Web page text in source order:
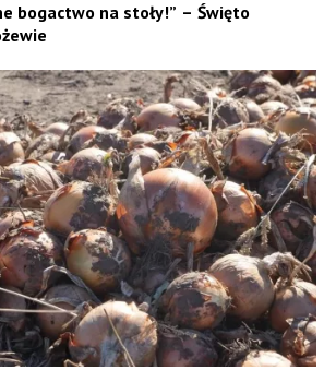
bogactwo na stoły!” – Święto